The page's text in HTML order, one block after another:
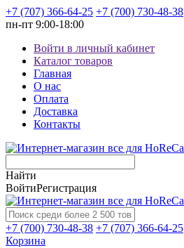
+7 (707) 366-64-25 +7 (700) 730-48-38
пн-пт 9:00-18:00
Войти в личный кабинет
Каталог товаров
Главная
О нас
Оплата
Доставка
Контакты
Найти
ВойтиРегистрация
+7 (700) 730-48-38 +7 (707) 366-64-25
Корзина